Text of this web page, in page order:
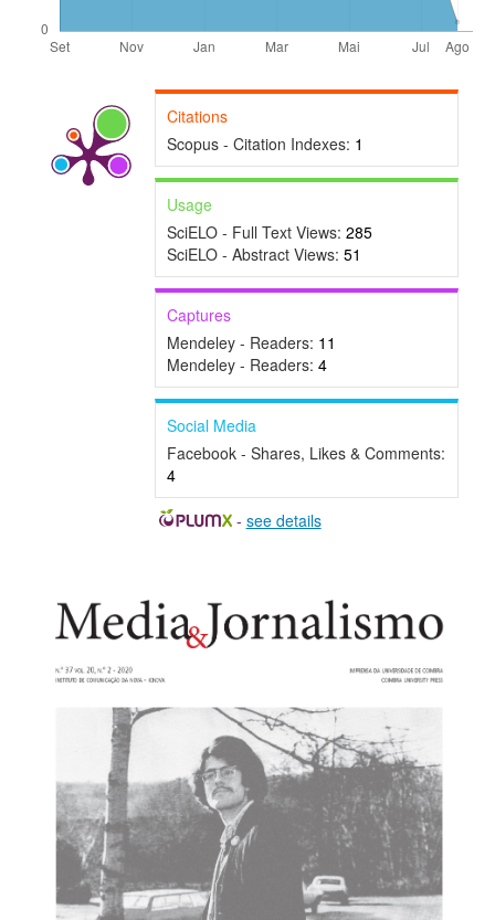
Citations
Scopus - Citation Indexes: 1
Usage
SciELO - Full Text Views: 285
SciELO - Abstract Views: 51
Captures
Mendeley - Readers: 11
Mendeley - Readers: 4
Social Media
Facebook - Shares, Likes & Comments:
4
- see details